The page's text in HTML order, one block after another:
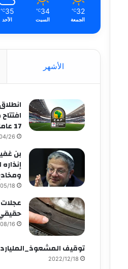
32
℃
الجمعة
34
℃
السبت
35
℃
الأحد
الأشهر
17 عاما
26
بن
18
16
توقيف
2022/12/18